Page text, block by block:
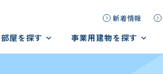
新着情報
屋を探す 事業用建物を探す